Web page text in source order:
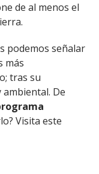
de al menos el
podemos señalar
más
tras su
ambiental. De
Visita este